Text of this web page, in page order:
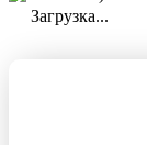
Загрузка...